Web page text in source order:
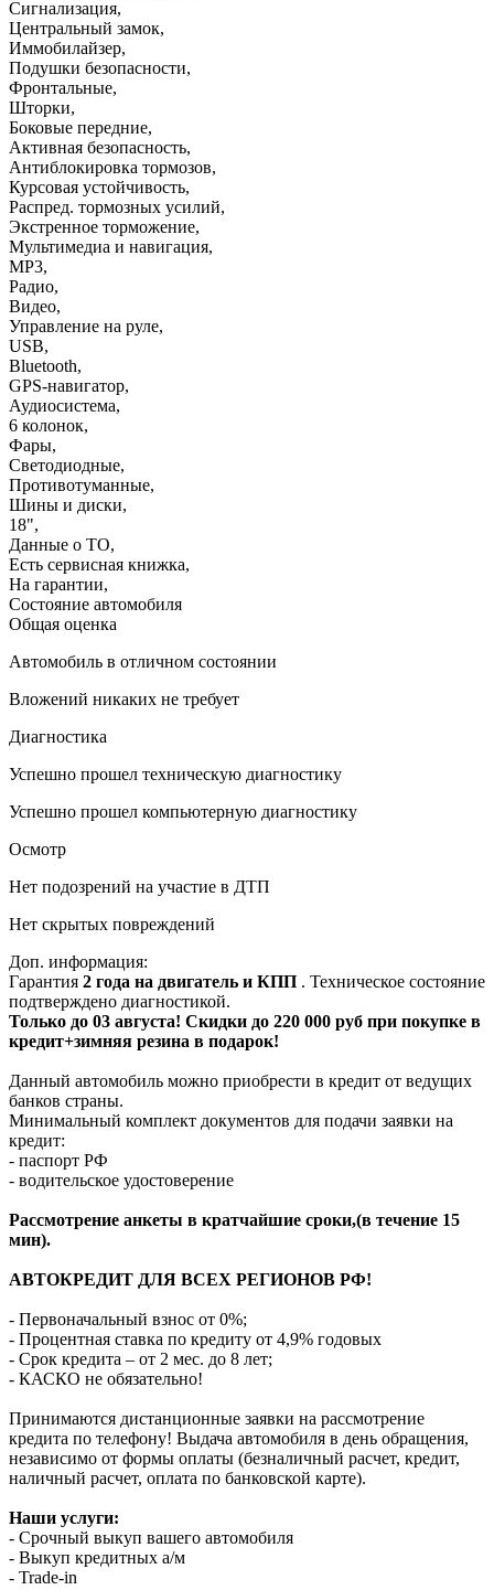
Сигнализация,
Центральный замок,
Иммобилайзер,
Подушки безопасности,
Фронтальные,
Шторки,
Боковые передние,
Активная безопасность,
Антиблокировка тормозов,
Курсовая устойчивость,
Распред. тормозных усилий,
Экстренное торможение,
Мультимедиа и навигация,
MP3,
Радио,
Видео,
Управление на руле,
USB,
Bluetooth,
GPS-навигатор,
Аудиосистема,
6 колонок,
Фары,
Светодиодные,
Противотуманные,
Шины и диски,
18",
Данные о ТО,
Есть сервисная книжка,
На гарантии,
Состояние автомобиля
Общая оценка
Автомобиль в отличном состоянии
Вложений никаких не требует
Диагностика
Успешно прошел техническую диагностику
Успешно прошел компьютерную диагностику
Осмотр
Нет подозрений на участие в ДТП
Нет скрытых повреждений
Доп. информация:
Гарантия 2 года на двигатель и КПП . Техническое состояние
подтверждено диагностикой.
Только до 03 августа! Скидки до 220 000 руб при покупке в
кредит+зимняя резина в подарок!
Данный автомобиль можно приобрести в кредит от ведущих
банков страны.
Минимальный комплект документов для подачи заявки на
кредит:
- паспорт РФ
- водительское удостоверение
Рассмотрение анкеты в кратчайшие сроки,(в течение 15
мин).
АВТОКРЕДИТ ДЛЯ ВСЕХ РЕГИОНОВ РФ!
- Первоначальный взнос от 0%;
- Процентная ставка по кредиту от 4,9% годовых
- Срок кредита – от 2 мес. до 8 лет;
- КАСКО не обязательно!
Принимаются дистанционные заявки на рассмотрение
кредита по телефону! Выдача автомобиля в день обращения,
независимо от формы оплаты (безналичный расчет, кредит,
наличный расчет, оплата по банковской карте).
Наши услуги:
- Срочный выкуп вашего автомобиля
- Выкуп кредитных а/м
- Trade-in